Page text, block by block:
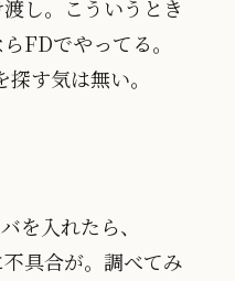
し。こういうとき
FDでやってる。
す気は無い。
を入れたら、
具合が。調べてみ